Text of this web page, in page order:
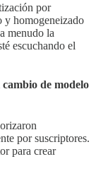
por
y homogeneizado
menudo la
escuchando el
de modelo
por suscriptores.
para crear